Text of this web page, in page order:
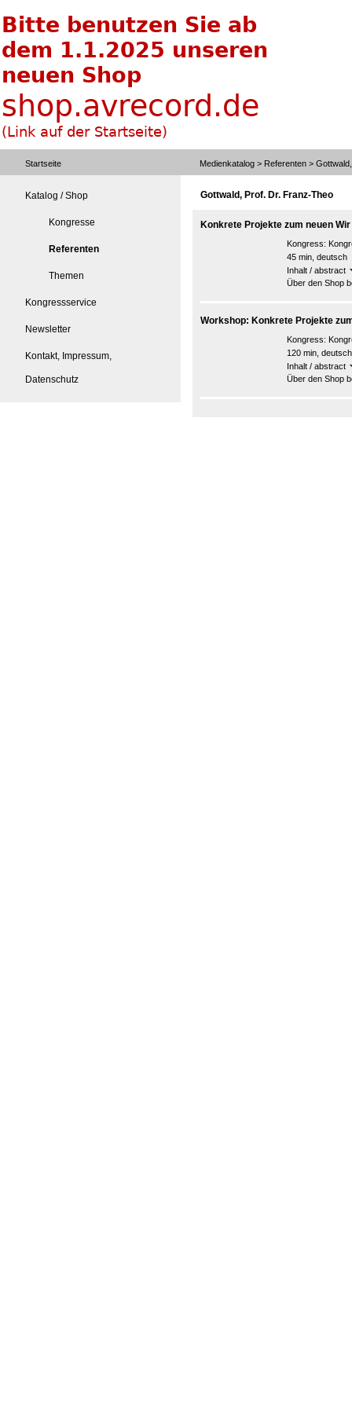
Startseite Medienkatalog > Referenten >
Katalog / Shop
Kongresse
Referenten
Themen
Kongressservice
Newsletter
Kontakt, Impressum,
Datenschutz
Gottwald, Prof. Dr. Franz-Theo
Konkrete Projekte zum neuen Wir
Kongress:
45 min, deutsch
Inhalt / abstract
Über den Shop
Workshop: Konkrete Projekte
Kongress:
120 min, deutsch
Inhalt / abstract
Über den Shop